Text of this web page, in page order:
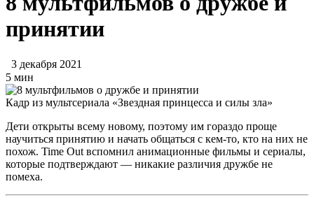
принятии
3 декабря 2021
5 мин
Кадр из мультсериала «Звездная принцесса и силы зла»
Дети открыты всему новому, поэтому им гораздо проще
научиться принятию и начать общаться с кем-то, кто на них не
похож. Time Out вспомнил анимационные фильмы и сериалы,
которые подтверждают — никакие различия дружбе не
помеха.